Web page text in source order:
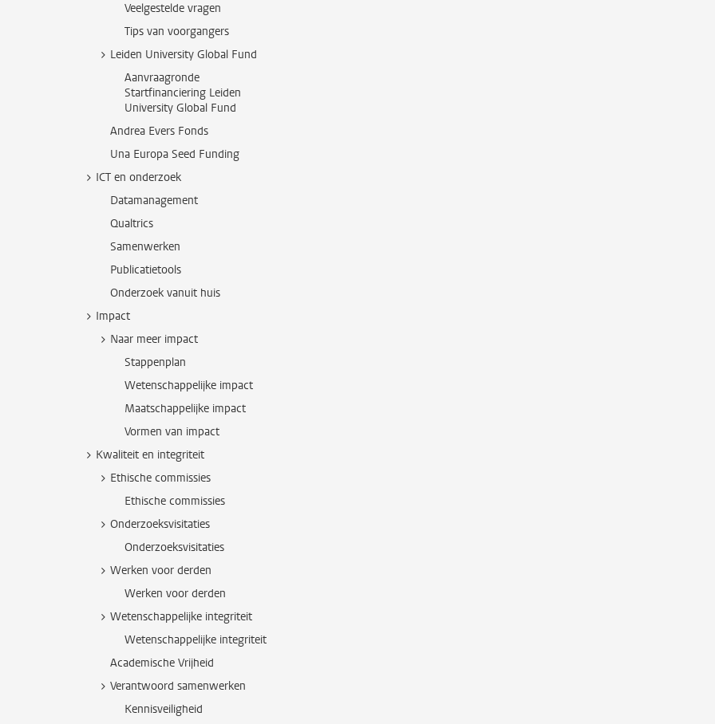
Veelgestelde vragen
Tips van voorgangers
Leiden University Global Fund
Aanvraagronde
Startfinanciering Leiden
University Global Fund
Andrea Evers Fonds
Una Europa Seed Funding
ICT en onderzoek
Datamanagement
Qualtrics
Samenwerken
Publicatietools
Onderzoek vanuit huis
Impact
Naar meer impact
Stappenplan
Wetenschappelijke impact
Maatschappelijke impact
Vormen van impact
Kwaliteit en integriteit
Ethische commissies
Ethische commissies
Onderzoeksvisitaties
Onderzoeksvisitaties
Werken voor derden
Werken voor derden
Wetenschappelijke integriteit
Wetenschappelijke integriteit
Academische Vrijheid
Verantwoord samenwerken
Kennisveiligheid